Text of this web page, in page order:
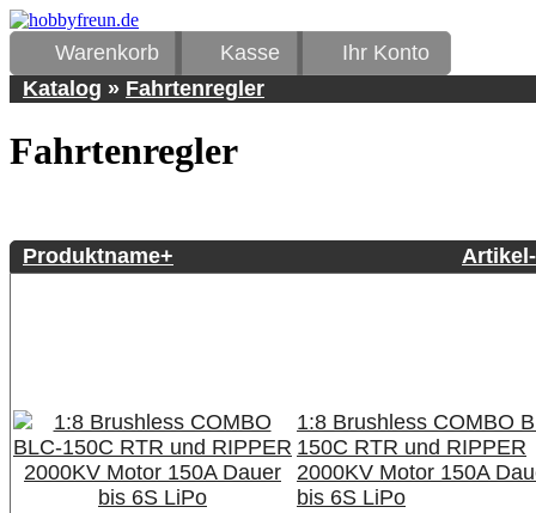
Warenkorb Kasse
Ihr Konto
Katalog » Fahrtenregler
Fahrtenregler
Produktname+
1:8 Brushless COMBO
150C RTR und RIPPER
2000KV Motor 150A
bis 6S LiPo